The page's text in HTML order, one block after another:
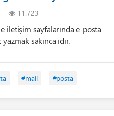
11.723
iletişim sayfalarında e-posta
sakıncalıdır.
#mail #posta